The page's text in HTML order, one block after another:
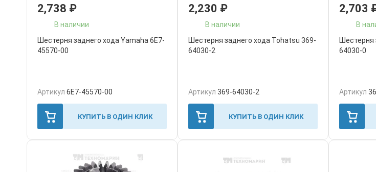
2,738 ₽
В наличии
Шестерня заднего хода Yamaha 6E7-
45570-00
Артикул 6E7-45570-00
КУПИТЬ В ОДИН КЛИК
2,230 ₽
В наличии
Шестерня заднего хода Tohatsu 369-
64030-2
Артикул 369-64030-2
КУПИТЬ В ОДИН КЛИК
2,703
В
Шестерня
64030-0
Артикул